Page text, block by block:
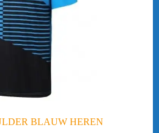
BLAUW HEREN